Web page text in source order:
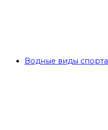
Водные виды спорта